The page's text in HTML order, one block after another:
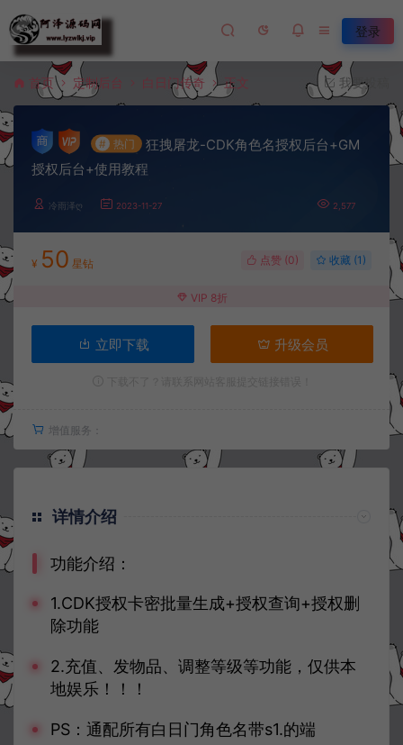
登录
首页 定制后台 白日门传奇 正文 我要投稿
# 热门
狂拽屠龙-CDK角色名授权后台+GM
授权后台+使用教程
冷雨泽ღ 2023-11-27 2,577
¥ 50 星钻 点赞 (0) 收藏 (1)
VIP 8折
立即下载 升级会员
增值服务：
详情介绍
功能介绍：
1.CDK授权卡密批量生成+授权查询+授权删
除功能
2.充值、发物品、调整等级等功能，仅供本
地娱乐！！！
PS：通配所有白日门角色名带s1.的端